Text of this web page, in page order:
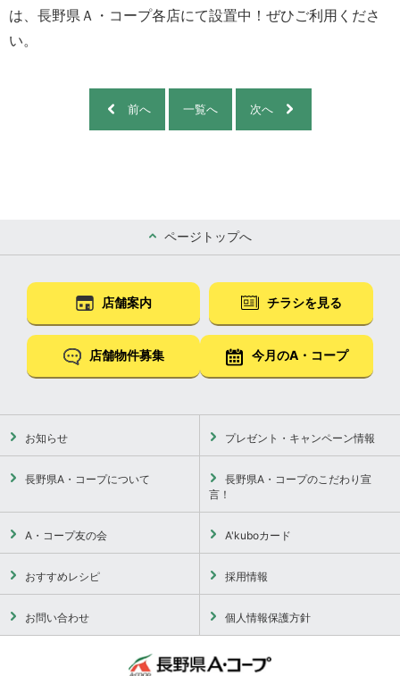
は、長野県Ａ・コープ各店にて設置中！ぜひご利用くださ
い。
前へ 一覧へ 次へ
ページトップへ
店舗案内 チラシを見る
店舗物件募集 今月のA・コープ
お知らせ プレゼント・キャンペーン情報
長野県A・コープについて
長野県A・コープのこだわり宣
言！
A・コープ友の会 A'kuboカード
おすすめレシピ 採用情報
お問い合わせ 個人情報保護方針